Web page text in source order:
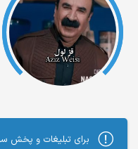
برای تبلیغات و پخش